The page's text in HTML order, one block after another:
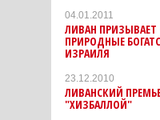
04.01.2011
ЛИВАН
ПРИРОДНЫЕ
ИЗРАИЛЯ
23.12.2010
ЛИВАНСКИЙ
"ХИЗБАЛЛОЙ"